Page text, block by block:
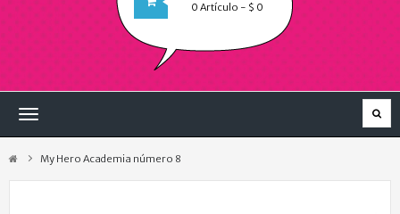
0 Artículo - $ 0
Navegación
My Hero Academia número 8